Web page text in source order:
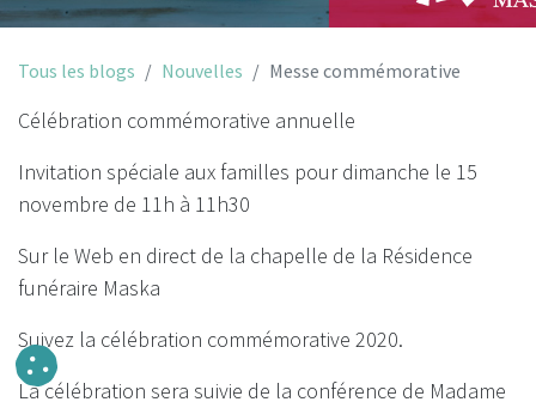
Tous les blogs Nouvelles Messe commémorative
Célébration commémorative annuelle
Invitation spéciale aux familles pour dimanche le 15
novembre de 11h à 11h30
Sur le Web en direct de la chapelle de la Résidence
funéraire Maska
Suivez la célébration commémorative 2020.
La célébration sera suivie de la conférence de Madame